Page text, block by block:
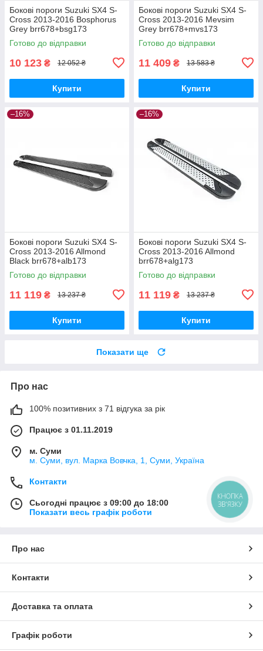
Бокові пороги Suzuki SX4 S-
Cross 2013-2016 Bosphorus
Grey brr678+bsg173
Готово до відправки
10 123 ₴ 12 052 ₴
Купити
Бокові пороги Suzuki SX4 S-
Cross 2013-2016 Mevsim
Grey brr678+mvs173
Готово до відправки
11 409 ₴ 13 583 ₴
Купити
–16%
Бокові пороги Suzuki SX4 S-
Cross 2013-2016 Allmond
Black brr678+alb173
Готово до відправки
11 119 ₴ 13 237 ₴
Купити
–16%
Бокові пороги Suzuki SX4 S-
Cross 2013-2016 Allmond
brr678+alg173
Готово до відправки
11 119 ₴ 13 237 ₴
Купити
Показати ще
Про нас
100% позитивних з 71 відгука за рік
Працює з 01.11.2019
м. Суми
м. Суми, вул. Марка Вовчка, 1, Суми, Україна
Контакти
Сьогодні працює з 09:00 до 18:00
Показати весь графік роботи
Про нас
Контакти
Доставка та оплата
Графік роботи
КНОПКА
ЗВ'ЯЗКУ